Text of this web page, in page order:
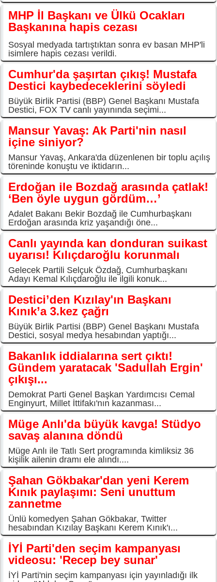
MHP İl Başkanı ve Ülkü Ocakları
Başkanına hapis cezası
Sosyal medyada tartıştıktan sonra ev basan MHP'li
isimlere hapis cezası verildi.
Cumhur'da şaşırtan çıkış! Mustafa
Destici kaybedeceklerini söyledi
Büyük Birlik Partisi (BBP) Genel Başkanı Mustafa
Destici, FOX TV canlı yayınında seçimi...
Mansur Yavaş: Ak Parti'nin nasıl
içine siniyor?
Mansur Yavaş, Ankara'da düzenlenen bir toplu açılış
töreninde konuştu ve iktidarın...
Erdoğan ile Bozdağ arasında çatlak!
‘Ben öyle uygun gördüm…’
Adalet Bakanı Bekir Bozdağ ile Cumhurbaşkanı
Erdoğan arasında kriz yaşandığı öne...
Canlı yayında kan donduran suikast
uyarısı! Kılıçdaroğlu korunmalı
Gelecek Partili Selçuk Özdağ, Cumhurbaşkanı
Adayı Kemal Kılıçdaroğlu ile ilgili konuk...
Destici’den Kızılay'ın Başkanı
Kınık’a 3.kez çağrı
Büyük Birlik Partisi (BBP) Genel Başkanı Mustafa
Destici, sosyal medya hesabından yaptığı...
Bakanlık iddialarına sert çıktı!
Gündem yaratacak 'Sadullah Ergin'
çıkışı...
Demokrat Parti Genel Başkan Yardımcısı Cemal
Enginyurt, Millet İttifakı'nın kazanması...
Müge Anlı'da büyük kavga! Stüdyo
savaş alanına döndü
Müge Anlı ile Tatlı Sert programında kimliksiz 36
kişilik ailenin dramı ele alındı....
Şahan Gökbakar'dan yeni Kerem
Kınık paylaşımı: Seni unuttum
zannetme
Ünlü komedyen Şahan Gökbakar, Twitter
hesabından Kızılay Başkanı Kerem Kınık'ı...
İYİ Parti'den seçim kampanyası
videosu: 'Recep bey sunar'
İYİ Parti'nin seçim kampanyası için yayınladığı ilk